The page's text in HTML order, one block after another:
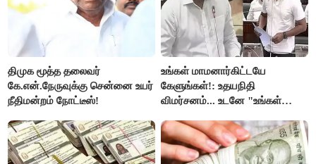
திமுக மூத்த தலைவர்
கே.என்.நேருவுக்கு சென்னை உயர்
நீதிமன்றம் நோட்டீஸ்!
உங்கள் மாமனார்கிட்டயே
கேளுங்கள்!: உதயநிதி
விமர்சனம்... உடனே "உங்கள்
ஆதவ் அர்ஜுனா பதிலடி!